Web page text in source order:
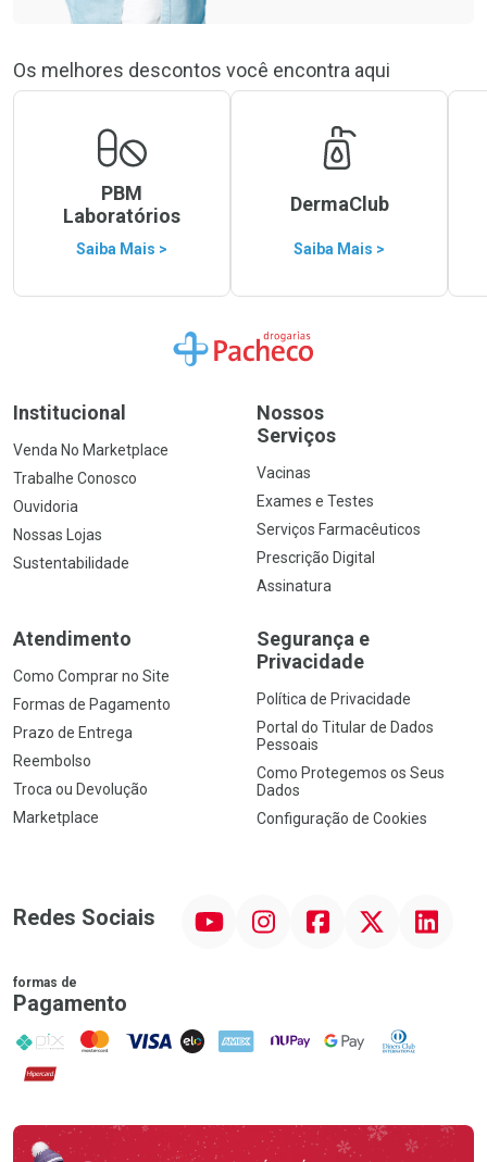
Os melhores descontos você encontra aqui
PBM
Laboratórios
Saiba Mais >
DermaClub
Saiba Mais >
Ir para a Home
Institucional
Venda No Marketplace
Trabalhe Conosco
Ouvidoria
Nossas Lojas
Sustentabilidade
Nossos
Serviços
Vacinas
Exames e Testes
Serviços Farmacêuticos
Prescrição Digital
Assinatura
Atendimento
Como Comprar no Site
Formas de Pagamento
Prazo de Entrega
Reembolso
Troca ou Devolução
Marketplace
Segurança e
Privacidade
Política de Privacidade
Portal do Titular de Dados
Pessoais
Como Protegemos os Seus
Dados
Configuração de Cookies
Redes Sociais InstagramFacebookTwitter Linkedin
formas de
Pagamento
PIX MasterCard
VISA ELO AMEX NuPay Google PayDiners Club
Hipercard
Promoção em Destaque